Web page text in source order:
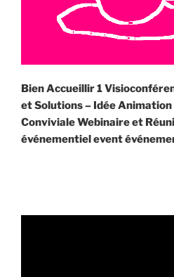
Bien Accueillir 1
et Solutions – Idée
Conviviale Webinaire et
événementiel event